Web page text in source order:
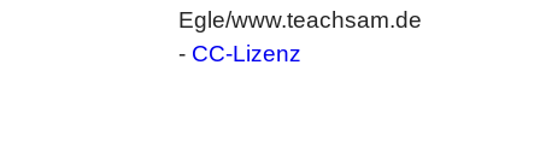
Egle/www.teachsam.de
- CC-Lizenz